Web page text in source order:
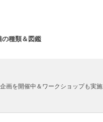
の種類＆図鑑
画を開催中＆ワークショップも実施